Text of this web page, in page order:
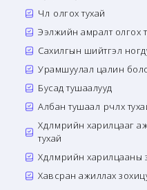
Чөлөө олгох тухай
Ээлжийн амралт олгох
Сахилгын шийтгэл
Урамшуулал цалин
Бусад тушаалууд
Албан тушаал өөрчлөх
Хөдөлмөрийн харилцааг
тухай
Хөдөлмөрийн
Хавсран ажиллах